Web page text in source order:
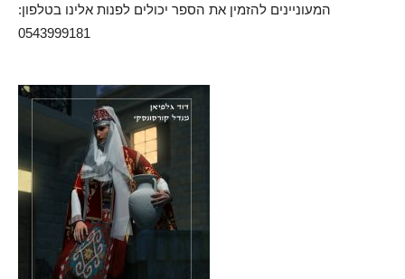
המעוניינים להזמין את הספר יכולים לפנות אלינו בטלפון:
0543999181